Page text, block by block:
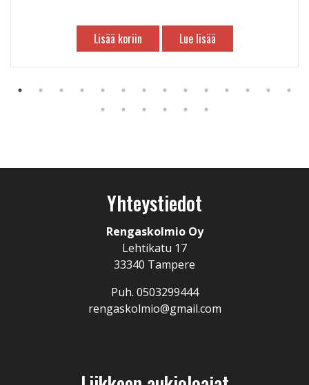
Lisää koriin Lue lisää
Yhteystiedot
Rengaskolmio Oy
Lehtikatu 17
33340 Tampere
Puh. 0503299444
rengaskolmio@gmail.com